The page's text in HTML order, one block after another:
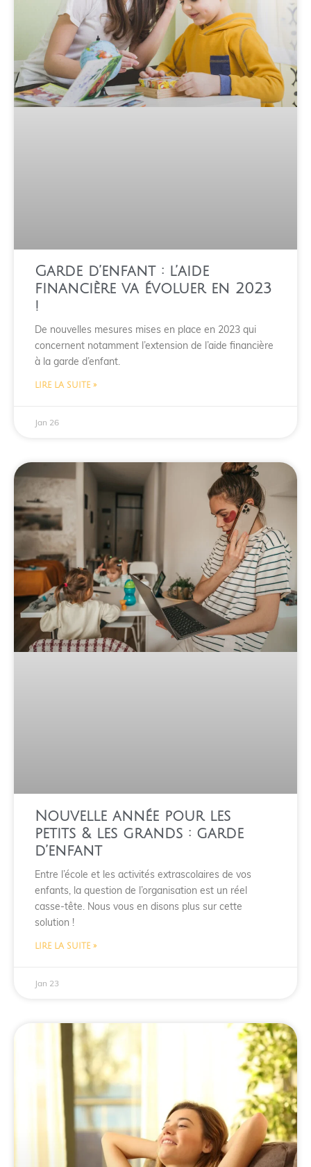
Garde d’enfant : l’aide
financière va évoluer en 2023
!
De nouvelles mesures mises en place en 2023 qui
concernent notamment l’extension de l’aide financière
à la garde d’enfant.
LIRE LA SUITE »
Jan 26
Nouvelle année pour les
petits & les grands : garde
d’enfant
Entre l’école et les activités extrascolaires de vos
enfants, la question de l’organisation est un réel
casse-tête. Nous vous en disons plus sur cette
solution !
LIRE LA SUITE »
Jan 23